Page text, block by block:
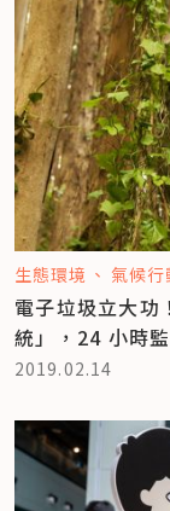
生態環境 氣候行
電子垃圾立大功
統」，24 小時
2019.02.14